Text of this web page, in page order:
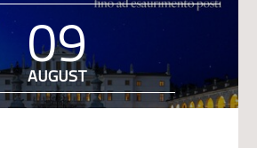
09
AUGUST